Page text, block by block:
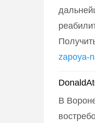
zapoya-
В